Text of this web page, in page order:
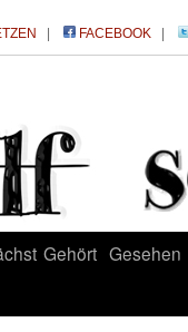
FACEBOOK
Gehört Gesehen